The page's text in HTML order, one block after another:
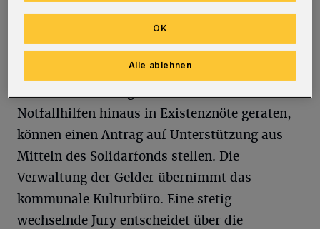
Streaming-Plattform STEW.ONE bilden das
Wuppertaler Kunst- und Kulturschaffende,
Notfallhilfen hinaus in Existenznöte geraten,
können einen Antrag auf Unterstützung aus
Mitteln des Solidarfonds stellen. Die
Verwaltung der Gelder übernimmt das
kommunale Kulturbüro. Eine stetig
wechselnde Jury entscheidet über die
Alle ablehnen
OK